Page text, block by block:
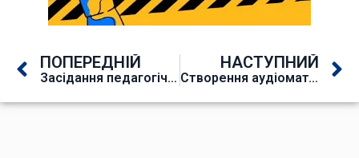
ПОПЕРЕДНІЙ
Засідання педагогічної ради «Створення можливостей для самореалізації та розвитку потенціалу молоді в Україні, її участі та інтеграції у суспільне життя»
НАСТУПНИЙ
Створення аудіоматеріалів з використанням ШІ, онлайн заняття